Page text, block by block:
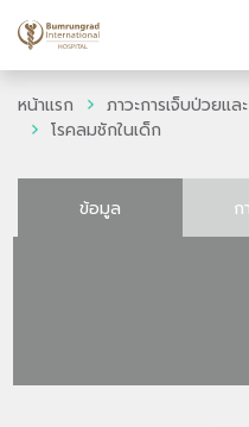
หน้าแรก ภาวะการเจ็บป่วยแล
โรคลมชักในเด็ก
ข้อมูล ก